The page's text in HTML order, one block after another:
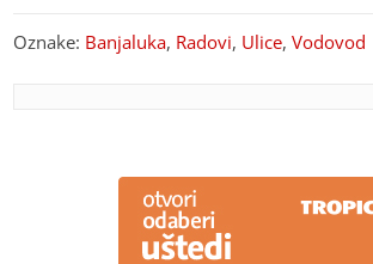
Oznake: Banjaluka, Radovi, Ulice,Vodovod